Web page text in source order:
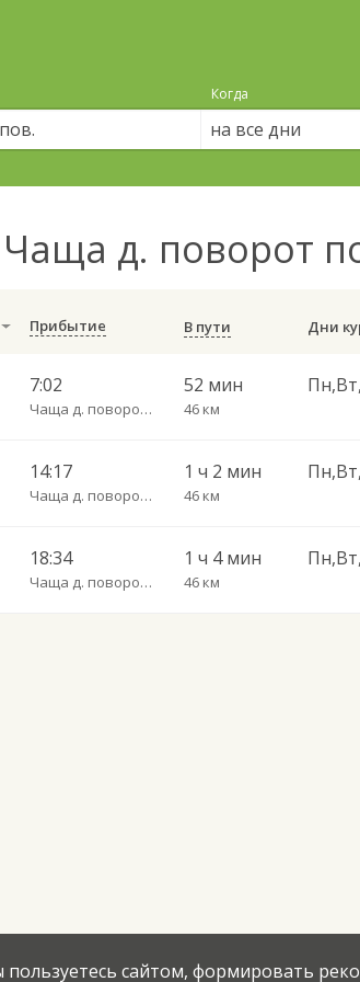
Когда
на все дни
д. поворот
Прибытие В пути
7:02
Чаща д. поворот пов.
52 мин
46 км
14:17
Чаща д. поворот пов.
1 ч 2 мин
46 км
18:34
Чаща д. поворот пов.
1 ч 4 мин
46 км
сайтом, формировать